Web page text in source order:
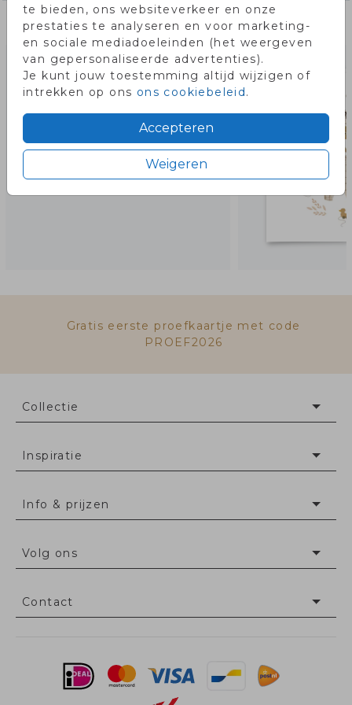
te bieden, ons websiteverkeer en onze
prestaties te analyseren en voor marketing-
en sociale mediadoeleinden (het weergeven
van gepersonaliseerde advertenties).
Je kunt jouw toestemming altijd wijzigen of
intrekken op ons ons cookiebeleid.
Accepteren
Weigeren
Misschien vind je dit ook leuk!
Gratis eerste proefkaartje met code
PROEF2026
Collectie
Inspiratie
Info & prijzen
Volg ons
Contact